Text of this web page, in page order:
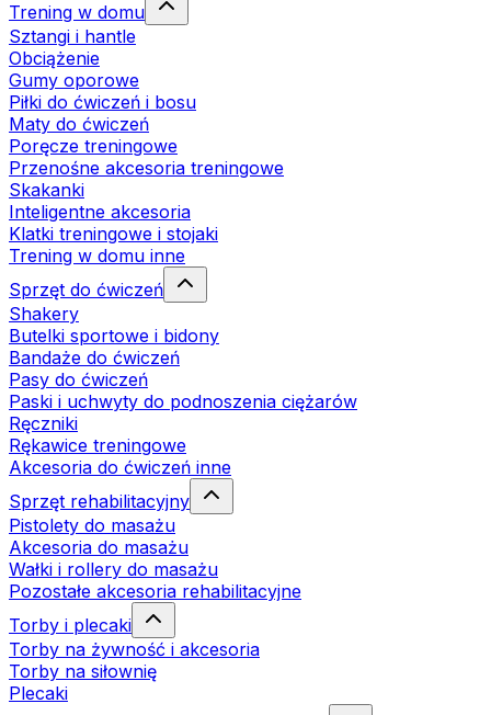
Trening w domu
Sztangi i hantle
Obciążenie
Gumy oporowe
Piłki do ćwiczeń i bosu
Maty do ćwiczeń
Poręcze treningowe
Przenośne akcesoria treningowe
Skakanki
Inteligentne akcesoria
Klatki treningowe i stojaki
Trening w domu inne
Sprzęt do ćwiczeń
Shakery
Butelki sportowe i bidony
Bandaże do ćwiczeń
Pasy do ćwiczeń
Paski i uchwyty do podnoszenia ciężarów
Ręczniki
Rękawice treningowe
Akcesoria do ćwiczeń inne
Sprzęt rehabilitacyjny
Pistolety do masażu
Akcesoria do masażu
Wałki i rollery do masażu
Pozostałe akcesoria rehabilitacyjne
Torby i plecaki
Torby na żywność i akcesoria
Torby na siłownię
Plecaki